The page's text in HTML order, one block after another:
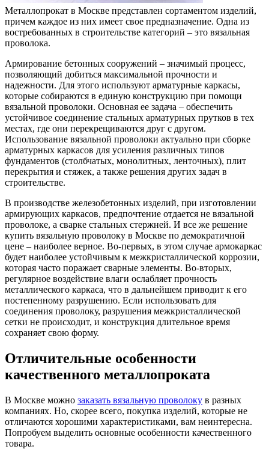
Металлопрокат в Москве представлен сортаментом изделий,
причем каждое из них имеет свое предназначение. Одна из
востребованных в строительстве категорий – это вязальная
проволока.
Армирование бетонных сооружений – значимый процесс,
позволяющий добиться максимальной прочности и
надежности. Для этого используют арматурные каркасы,
которые собираются в единую конструкцию при помощи
вязальной проволоки. Основная ее задача – обеспечить
устойчивое соединение стальных арматурных прутков в тех
местах, где они перекрещиваются друг с другом.
Использование вязальной проволоки актуально при сборке
арматурных каркасов для усиления различных типов
фундаментов (столбчатых, монолитных, ленточных), плит
перекрытия и стяжек, а также решения других задач в
строительстве.
В производстве железобетонных изделий, при изготовлении
армирующих каркасов, предпочтение отдается не вязальной
проволоке, а сварке стальных стержней. И все же решение
купить вязальную проволоку в Москве по демократичной
цене – наиболее верное. Во-первых, в этом случае армокаркас
будет наиболее устойчивым к межкристаллической коррозии,
которая часто поражает сварные элементы. Во-вторых,
регулярное воздействие влаги ослабляет прочность
металлического каркаса, что в дальнейшем приводит к его
постепенному разрушению. Если использовать для
соединения проволоку, разрушения межкристаллической
сетки не происходит, и конструкция длительное время
сохраняет свою форму.
Отличительные особенности
качественного металлопроката
В Москве можно заказать вязальную проволоку в разных
компаниях. Но, скорее всего, покупка изделий, которые не
отличаются хорошими характеристиками, вам неинтересна.
Попробуем выделить основные особенности качественного
товара.